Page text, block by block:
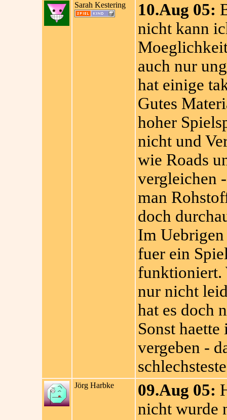
Sarah Kestering 10.Aug 05:
nicht kann
auch nur
hat einige
Gutes
hoher
nicht und
wie Roads
vergleichen
man
doch
Im
fuer ein
funktioniert.
nur nicht
hat es doch
Sonst
vergeben -
Jörg Harbke 09.Aug 05:
nicht wurde